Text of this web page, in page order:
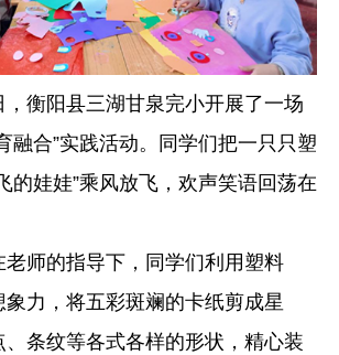
，衡阳县三湖甘泉完小开展了一场
融合”实践活动。同学们把一只只塑
的娃娃”乘风放飞，欢声笑语回荡在
老师的指导下，同学们利用塑料
力，将五彩斑斓的卡纸剪成星
条纹等各式各样的形状，精心装